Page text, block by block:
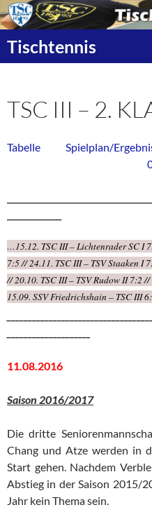
Zum
Inhalt
springen
Tischtennis
Suchen
TSC III – 2.
Tabelle Spielplan/
…15.12. TSC III – Lichtenrader SC I
7:5 // 24.11. TSC III – TSV Staaken I
// 20.10. TSC III – TSV Rudow II 7:2
15.09. SSV Friedrichshain – TSC III
11.08.2016
Saison 2016/2017
Die dritte
Chang und Atze werden in
Start gehen. Nachdem
Abstieg in der Saison 2015/
Jahr kein Thema sein.